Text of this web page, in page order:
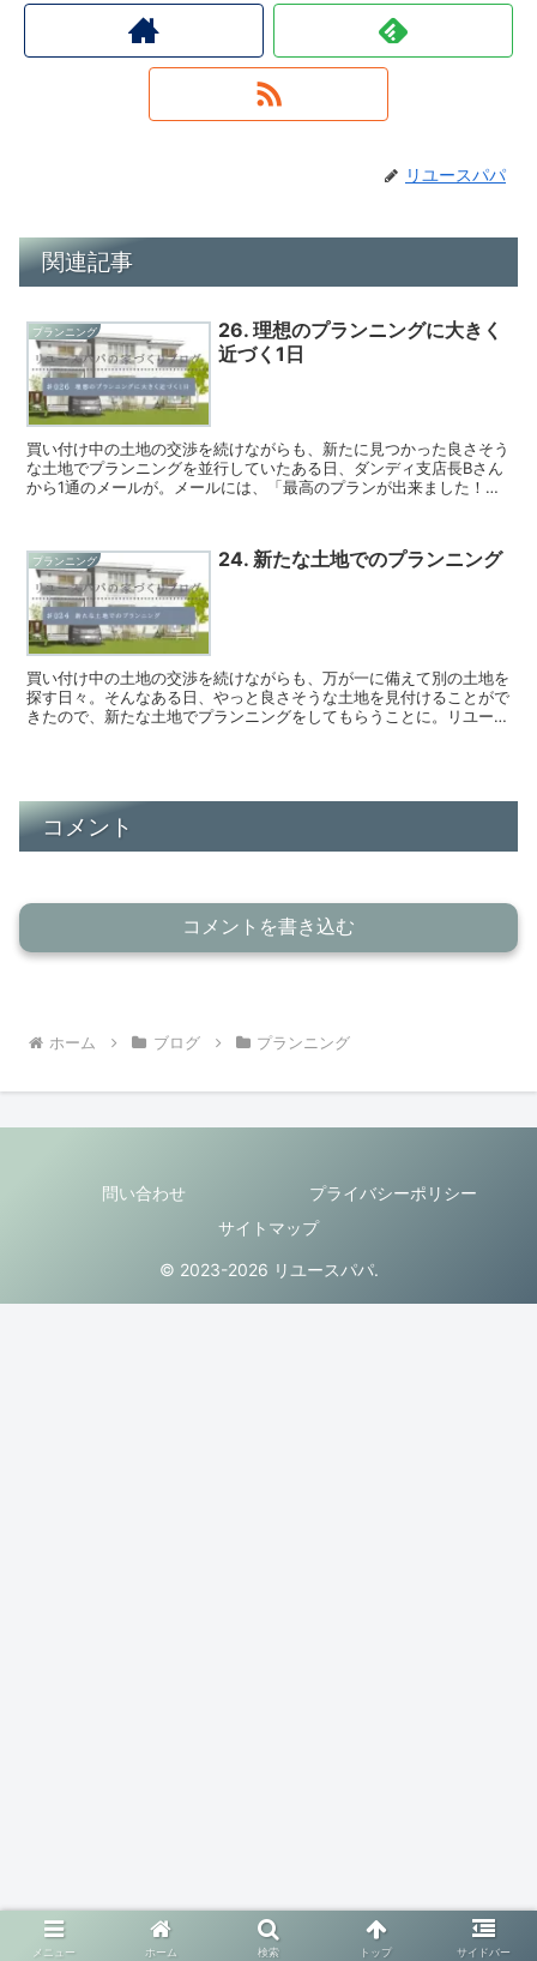
リユースパパ
関連記事
プランニング
26. 理想のプランニングに大きく
近づく1日
買い付け中の土地の交渉を続けながらも、新たに見つかった良さそう
な土地でプランニングを並行していたある日、ダンディ支店長Bさん
から1通のメールが。メールには、「最高のプランが出来ました！」
プランニング 24. 新たな土地でのプランニング
買い付け中の土地の交渉を続けながらも、万が一に備えて別の土地を
探す日々。そんなある日、やっと良さそうな土地を見付けることがで
きたので、新たな土地でプランニングをしてもらうことに。リユース
コメント
コメントを書き込む
ホーム ブログ プランニング
問い合わせ
プライバシーポリシー
サイトマップ
© 2023-2026 リユースパパ.
メニュー ホーム 検索 トップ サイドバー